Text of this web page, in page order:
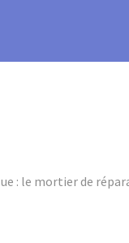
: le mortier de